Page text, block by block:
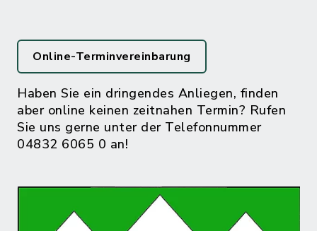
Online-Terminvereinbarung
Haben Sie ein dringendes Anliegen, finden
aber online keinen zeitnahen Termin? Rufen
Sie uns gerne unter der Telefonnummer
04832 6065 0 an!